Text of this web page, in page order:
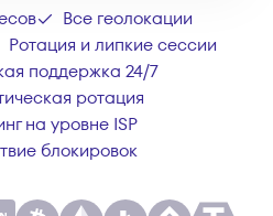
Все геолокации
Ротация и липкие сессии
поддержка 24/7
ротация
на уровне ISP
блокировок